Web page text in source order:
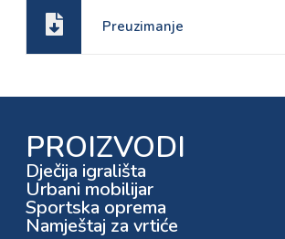
Preuzimanje
PROIZVODI
Dječija igrališta
Urbani mobilijar
Sportska oprema
Namještaj za vrtiće